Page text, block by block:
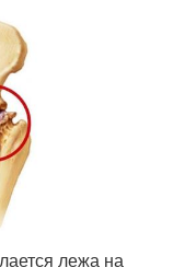
лежа на